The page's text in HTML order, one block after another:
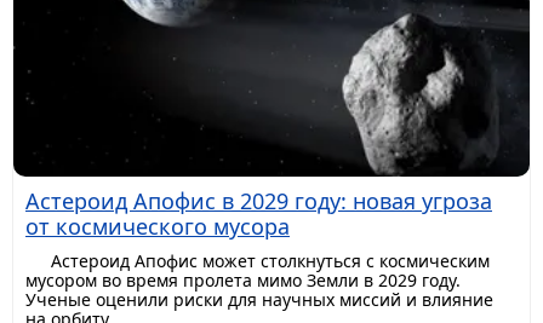
Астероид Апофис в 2029 году: новая угроза
от космического мусора
Астероид Апофис может столкнуться с космическим
мусором во время пролета мимо Земли в 2029 году.
Ученые оценили риски для научных миссий и влияние
на орбиту.